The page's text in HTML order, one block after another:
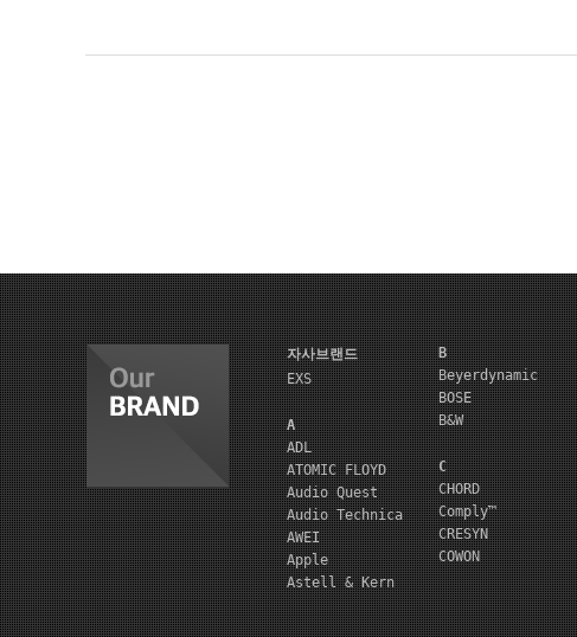
자사브랜드
EXS
A
ADL
ATOMIC FLOYD
Audio Quest
Audio Technica
AWEI
Apple
Astell & Kern
B
Beyerdynamic
BOSE
B&W
C
CHORD
Comply™
CRESYN
COWON